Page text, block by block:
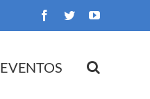
Facebook
TwitterYouTube
EVENTOS